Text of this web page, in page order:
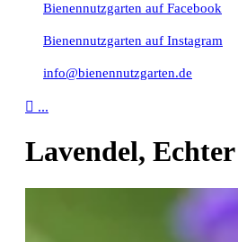
Bienennutzgarten auf Facebook
Bienennutzgarten auf Instagram
info@bienennutzgarten.de
 ...
Lavendel, Echter